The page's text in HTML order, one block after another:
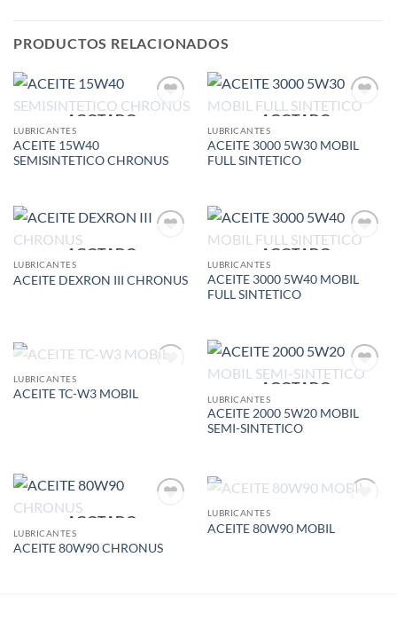
PRODUCTOS RELACIONADOS
AGOTADO
LUBRICANTES
ACEITE 15W40
SEMISINTETICO CHRONUS
AGOTADO
LUBRICANTES
ACEITE 3000 5W30 MOBIL
FULL SINTETICO
AGOTADO
LUBRICANTES
ACEITE DEXRON III CHRONUS
AGOTADO
LUBRICANTES
ACEITE 3000 5W40 MOBIL
FULL SINTETICO
AGOTADO
LUBRICANTES
ACEITE TC-W3 MOBIL AGOTADO
LUBRICANTES
ACEITE 2000 5W20 MOBIL
SEMI-SINTETICO
AGOTADO
LUBRICANTES
ACEITE 80W90 CHRONUS
AGOTADO
LUBRICANTES
ACEITE 80W90 MOBIL